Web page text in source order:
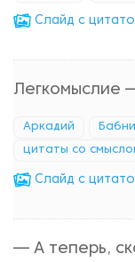
Cлайд с
Легкомыслие
Аркадий
цитаты со
Cлайд с
— А теперь,